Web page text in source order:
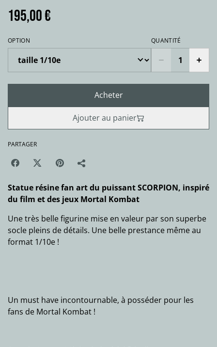
195,00 €
OPTION QUANTITÉ
Acheter
Ajouter au panier
PARTAGER
Statue résine fan art du puissant SCORPION, inspiré
du film et des jeux Mortal Kombat
Une très belle figurine mise en valeur par son superbe
socle pleins de détails. Une belle prestance même au
format 1/10e !
Un must have incontournable, à posséder pour les
fans de Mortal Kombat !